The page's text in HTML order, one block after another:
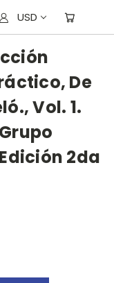
USD
De
Vol. 1.
2da